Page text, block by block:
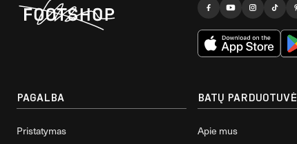
PAGALBA
Pristatymas
BATŲ PARDUOTUVĖ
Apie mus